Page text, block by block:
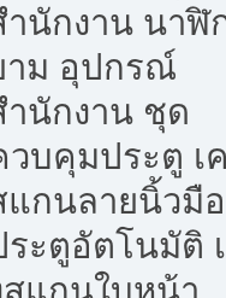
ำนักงาน นาฬิ
าม อุปกรณ์
ำนักงาน ชุด
วบคุมประตู เ
แกนลายนิ้วมือ
ระตูอัตโนมัติ